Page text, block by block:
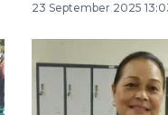
23 September 2025